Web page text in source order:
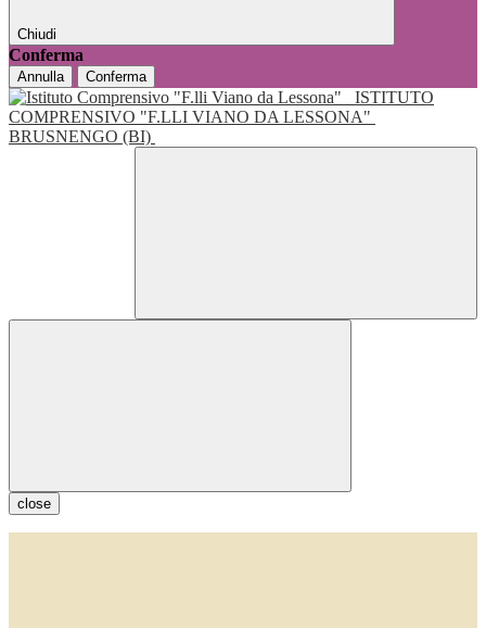
Chiudi
Conferma
Annulla Conferma
ISTITUTO
COMPRENSIVO "F.LLI VIANO DA LESSONA"
BRUSNENGO (BI)
close